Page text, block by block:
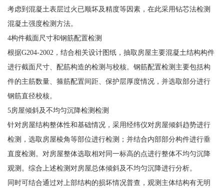
考虑到混凝土表层过火已顺坏及精度等因素，在此采用钻芯法检测
混凝土强度检测方法。
4构件截面尺寸和钢筋配置检测
根据G204-2002，结合相关设计图纸，抽取房屋主要混凝土结构构件
进行截面尺寸、配筋构造的检测与校核。钢筋配置检测主要包括构
件的主筋数量、箍筋配置间距、保护层厚度情况，并选取部分进行
钢筋直径校核。
5房屋倾斜及不均匀沉降检测检测
针对房屋结构整体性和基础情况，采用经纬仪对房屋倾斜趋势进行
检测，选取房屋棱角等部位进行检测；并结合内部部分构件进行垂
直度检测。对房屋整体选取相对同一标高的点进行整体不均匀沉降
观测。综合上述检测对房屋总体倾斜及不均匀沉降进行分析。
同时可结合通过对上部结构的损坏情况普查，观测主体结构有无明